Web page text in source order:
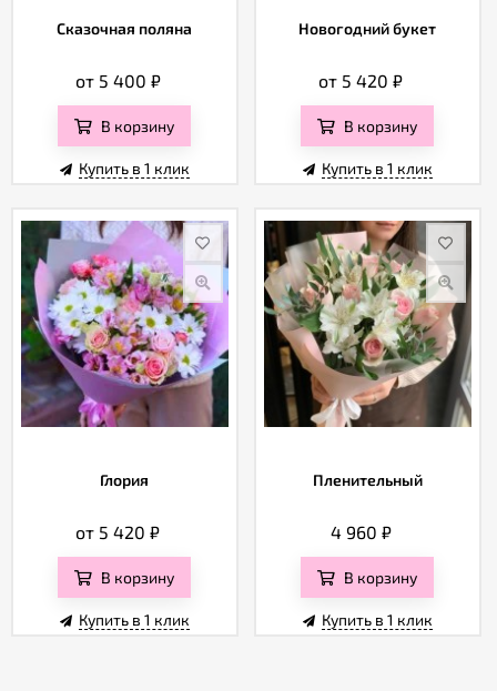
Сказочная поляна
от 5 400 ₽
В корзину
Купить в 1 клик
Новогодний букет
от 5 420₽
В корзину
Купить в 1 клик
Глория
от 5 420₽
В корзину
Купить в 1 клик
Пленительный
4 960 ₽
В корзину
Купить в 1 клик